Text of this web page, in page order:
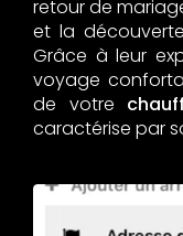
retour de
et la
Grâce à leur
voyage
de votre
caractérise par